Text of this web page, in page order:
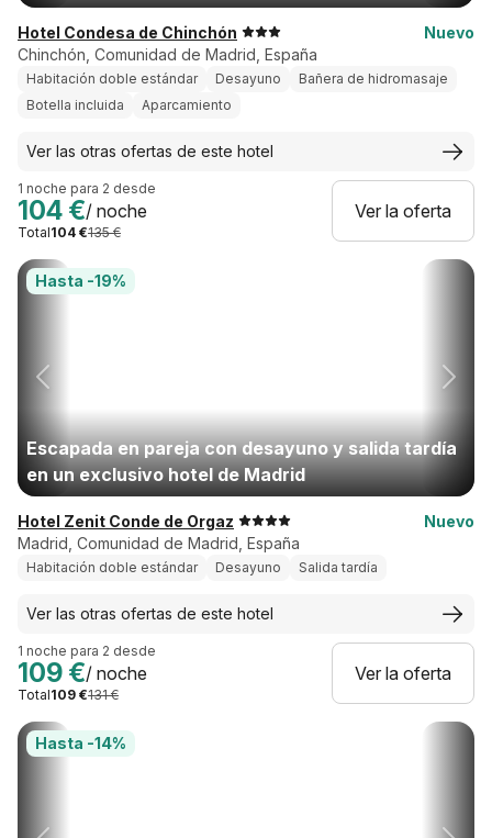
Hotel Condesa de Chinchón
Nuevo
Chinchón, Comunidad de Madrid, España
Habitación doble estándar Desayuno
Bañera de hidromasaje
Botella incluida
Aparcamiento
Ver las otras ofertas de este hotel
1 noche para 2 desde
104 €/ noche
Total104 €135 €
Ver la oferta
Hasta -19%
Escapada en pareja con desayuno y salida tardía
en un exclusivo hotel de Madrid
Hotel Zenit Conde de Orgaz
Nuevo
Madrid, Comunidad de Madrid, España
Habitación doble estándar Desayuno Salida tardía
Ver las otras ofertas de este hotel
1 noche para 2 desde
109 €/ noche
Total109 €131 €
Ver la oferta
Hasta -14%